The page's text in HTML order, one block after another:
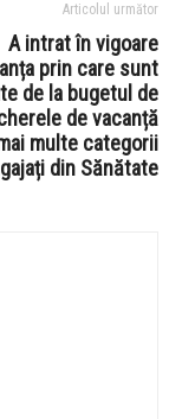
Articolul următor
A intrat în vigoare
prin care sunt
de la bugetul de
de vacanță
multe categorii
din Sănătate